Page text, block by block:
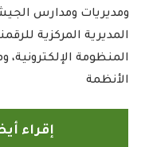
ومديريات ومدارس
المديرية المركزية
المنظومة الإلكترونية،
الأنظمة
إقراء